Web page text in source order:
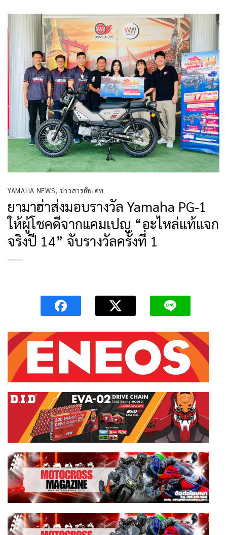
YAMAHA NEWS, ข่าวสารอัพเดท
ยามาฮ่าส่งมอบรางวัล Yamaha PG-1
ให้ผู้โชคดีจากแคมเปญ “อะไหล่แท้แจก
จริงปี 14” จับรางวัลครั้งที่ 1